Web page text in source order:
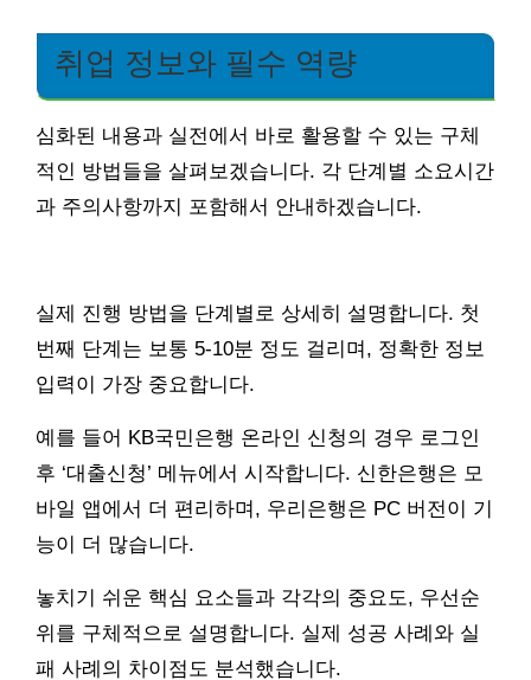
취업 정보와 필수 역량
심화된 내용과 실전에서 바로 활용할 수 있는 구체
적인 방법들을 살펴보겠습니다. 각 단계별 소요시간
과 주의사항까지 포함해서 안내하겠습니다.
실제 진행 방법을 단계별로 상세히 설명합니다. 첫
번째 단계는 보통 5-10분 정도 걸리며, 정확한 정보
입력이 가장 중요합니다.
예를 들어 KB국민은행 온라인 신청의 경우 로그인
후 ‘대출신청’ 메뉴에서 시작합니다. 신한은행은 모
바일 앱에서 더 편리하며, 우리은행은 PC 버전이 기
능이 더 많습니다.
놓치기 쉬운 핵심 요소들과 각각의 중요도, 우선순
위를 구체적으로 설명합니다. 실제 성공 사례와 실
패 사례의 차이점도 분석했습니다.